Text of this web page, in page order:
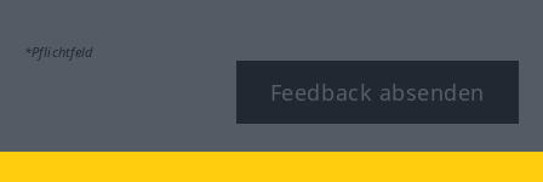
*Pflichtfeld
Feedback absenden